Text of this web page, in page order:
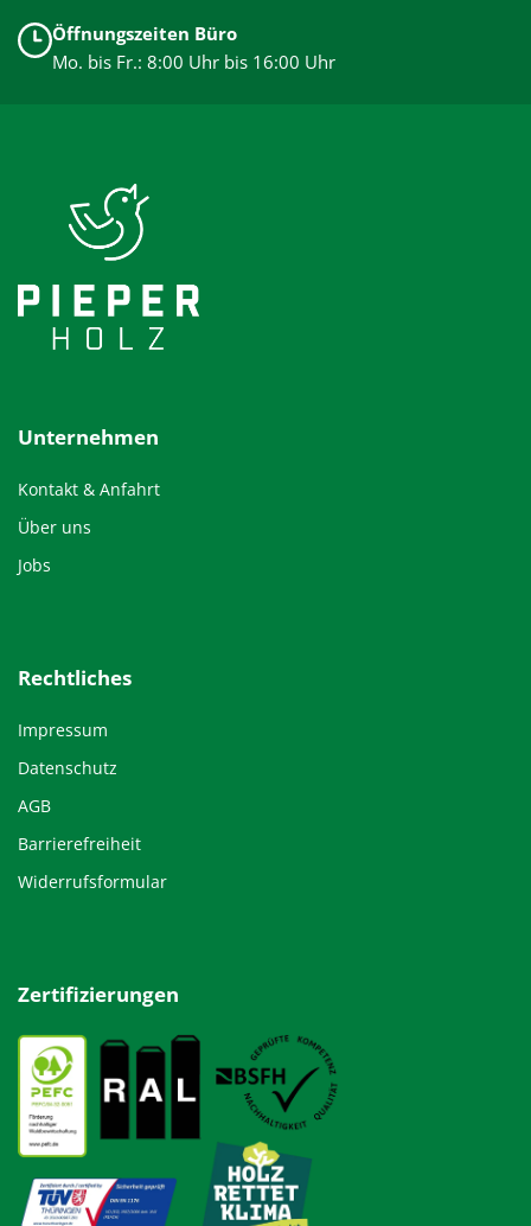
Öffnungszeiten Büro
Mo. bis Fr.: 8:00 Uhr bis 16:00 Uhr
Unternehmen
Kontakt & Anfahrt
Über uns
Jobs
Rechtliches
Impressum
Datenschutz
AGB
Barrierefreiheit
Widerrufsformular
Zertifizierungen